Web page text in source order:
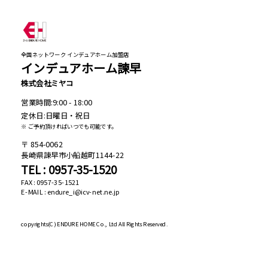
全国ネットワーク インデュアホーム加盟店
インデュアホーム諫早
株式会社ミヤコ
営業時間:9:00 - 18:00
定休日:日曜日・祝日
※ ご予約頂ければいつでも可能です。
854-0062
長崎県諫早市小船越町1144-22
TEL : 0957-35-1520
FAX : 0957-35-1521
E-MAIL : endure_i@icv-net.ne.jp
copyrights(C)ENDURE HOME Co., Ltd All Rights Reserved.